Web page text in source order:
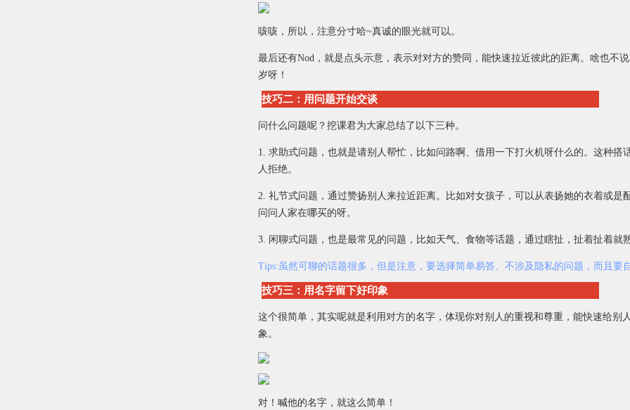
咳咳，所以，注意分寸哈~真诚的眼光就可以。
最后还有Nod，就是点头示意，表示对对方的赞同，能快速拉近彼此的距离。啥也不
岁呀！
技巧二：用问题开始交谈
问什么问题呢？挖课君为大家总结了以下三种。
1. 求助式问题，也就是请别人帮忙，比如问路啊、借用一下打火机呀什么的。这种搭
人拒绝。
2. 礼节式问题，通过赞扬别人来拉近距离。比如对女孩子，可以从表扬她的衣着或是
问问人家在哪买的呀。
3. 闲聊式问题，也是最常见的问题，比如天气、食物等话题，通过瞎扯，扯着扯着就
Tips:虽然可聊的话题很多，但是注意，要选择简单易答、不涉及隐私的问题，而且要
技巧三：用名字留下好印象
这个很简单，其实呢就是利用对方的名字，体现你对别人的重视和尊重，能快速给别
象。
对！喊他的名字，就这么简单！